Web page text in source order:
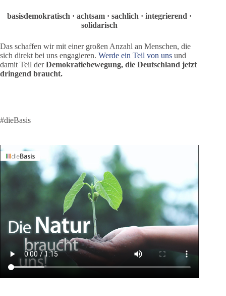
basisdemokratisch · achtsam · sachlich · integrierend ·
solidarisch
Das schaffen wir mit einer großen Anzahl an Menschen, die
sich direkt bei uns engagieren. Werde ein Teil von uns und
damit Teil derDemokratiebewegung, die Deutschland jetzt
dringend braucht.
#dieBasis